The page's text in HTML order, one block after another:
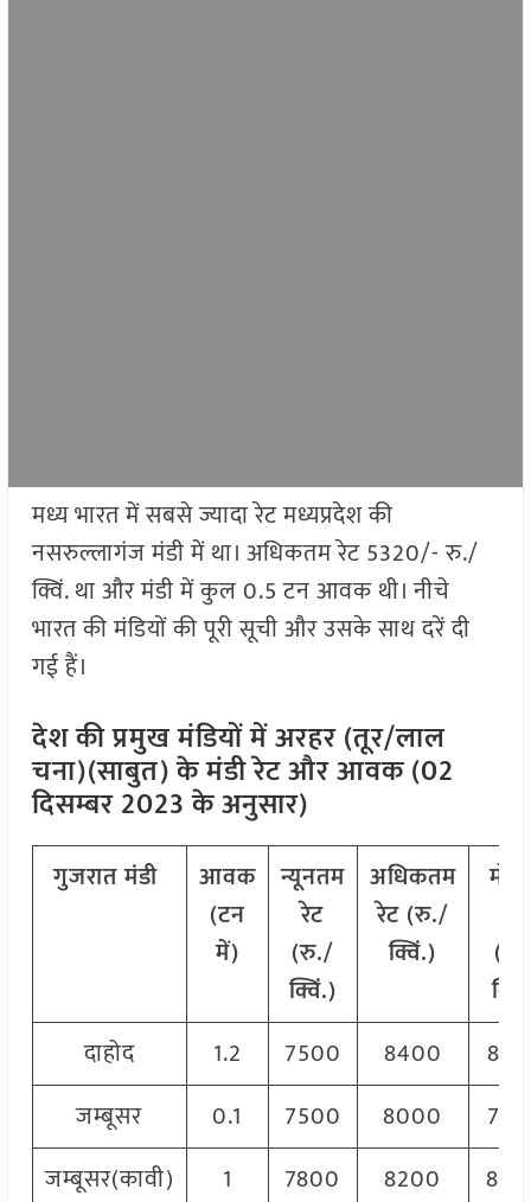
मध्य भारत में सबसे ज्यादा रेट मध्यप्रदेश की
नसरुल्लागंज मंडी में था। अधिकतम रेट 5320/- रु./
क्विं. था और मंडी में कुल 0.5 टन आवक थी। नीचे
भारत की मंडियों की पूरी सूची और उसके साथ दरें दी
गई हैं।
देश की प्रमुख मंडियों में अरहर (तूर/लाल
चना)(साबुत) के मंडी रेट और आवक (02
दिसम्बर 2023 के अनुसार)
गुजरातमंडी
आवक
(टन
में)
न्यूनतम
रेट
(रु./
क्विं.)
अधिकतम
रेट (रु./
क्विं.)
(
दाहोद
1.2 7500 8400
जम्बूसर
0.1 7500 8000
जम्बूसर(कावी)
1 7800 8200